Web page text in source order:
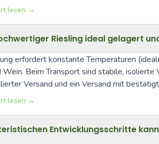
lesen →
Riesling ideal gelagert
erfordert konstante Temperaturen
Wein. Beim Transport sind stabile,
Versand und ein Versand mit
lesen →
Entwicklungsschritte